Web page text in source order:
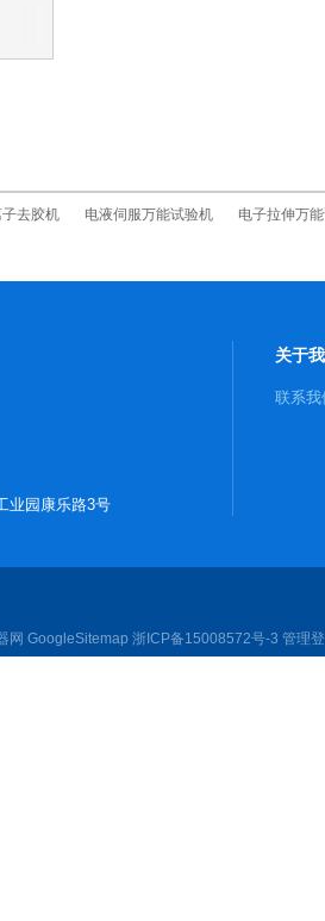
去胶机 电液伺服万能试验机
电子拉伸万
业园康乐路3号
关于
联系我
网 GoogleSitemap 浙ICP备15008572号-3 管理